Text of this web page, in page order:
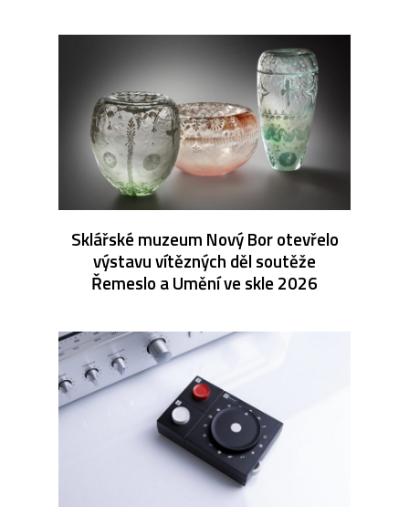
Sklářské muzeum Nový Bor otevřelo
výstavu vítězných děl soutěže
Řemeslo a Umění ve skle 2026